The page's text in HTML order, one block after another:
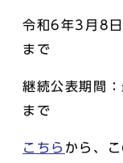
令和6年3月8
まで
継続公表期間
まで
こちら から、